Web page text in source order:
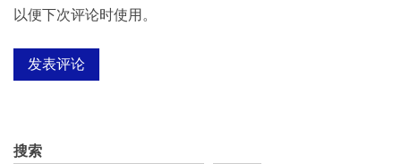
以便下次评论时使用。
搜索